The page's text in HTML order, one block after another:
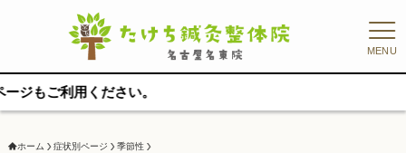
MENU
さい。
ホーム 症状別ページ 季節性